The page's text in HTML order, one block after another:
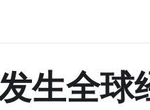
生全球